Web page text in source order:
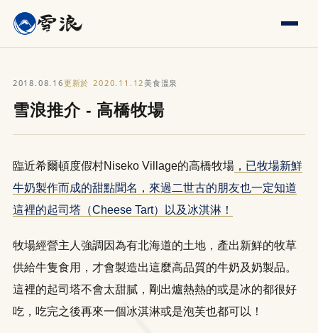
2018.08.16 更新於 2020.11.12美食溫泉
雪浪推介 - 高橋牧場
臨近希爾頓度假村Niseko Village的高橋牧場，已牧場新鮮
牛奶製作而成的甜點聞名，來過二世古的朋友也一定知道
這裡的起司塔（Cheese Tart）以及冰淇淋！
牧場經營主人強調因為有北海道的土地，產出新鮮的牧草
供給牛隻食用，才會製造出這麼高品質的牛奶及奶製品。
這裡的起司塔不會太甜膩，剛出爐熱熱的或是冰的都很好
吃，吃完之後再來一個冰淇淋或是泡芙也都可以！